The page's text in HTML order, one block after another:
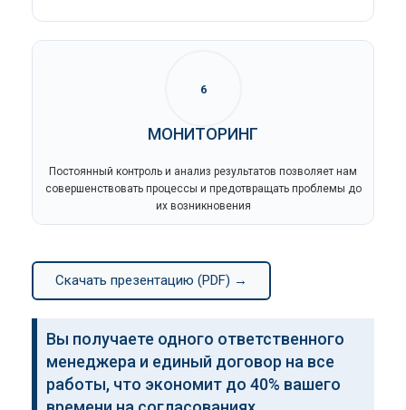
6
МОНИТОРИНГ
Постоянный контроль и анализ результатов позволяет нам
совершенствовать процессы и предотвращать проблемы до
их возникновения
Скачать презентацию (PDF) →
Вы получаете одного ответственного
менеджера и единый договор на все
работы, что экономит до 40% вашего